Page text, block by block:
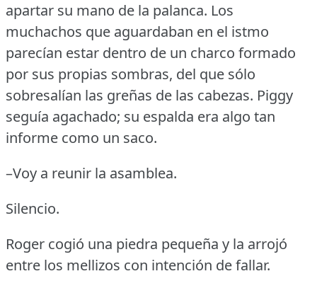
apartar su mano de la palanca. Los
muchachos que aguardaban en el istmo
parecían estar dentro de un charco formado
por sus propias sombras, del que sólo
sobresalían las greñas de las cabezas. Piggy
seguía agachado; su espalda era algo tan
informe como un saco.
–Voy a reunir la asamblea.
Silencio.
Roger cogió una piedra pequeña y la arrojó
entre los mellizos con intención de fallar.